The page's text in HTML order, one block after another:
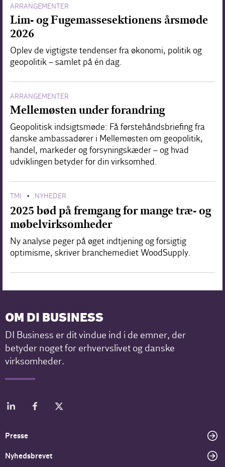
ARRANGEMENTER
Lim- og Fugemassesektionens årsmøde
2026
Oplev de vigtigste tendenser fra økonomi, politik og
geopolitik – samlet på én dag.
ARRANGEMENTER
Mellemøsten under forandring
Geopolitisk indsigtsmøde: Få førstehåndsbriefing fra
danske ambassadører i Mellemøsten om geopolitik,
handel, markeder og forsyningskæder – og hvad
udviklingen betyder for din virksomhed.
TMI • NYHEDER
2025 bød på fremgang for mange træ- og
møbelvirksomheder
Ny analyse peger på øget indtjening og forsigtig
optimisme, skriver branchemediet WoodSupply.
OM DI BUSINESS
DI Business er dit vindue ind i de emner, der
betyder noget for erhvervslivet og danske
virksomheder.
Presse
Nyhedsbrevet